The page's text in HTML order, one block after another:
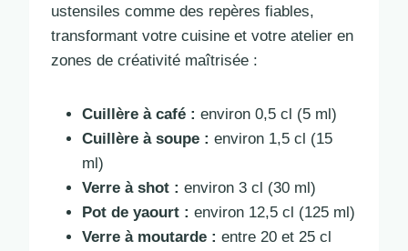
ustensiles comme des repères fiables,
transformant votre cuisine et votre atelier en
zones de créativité maîtrisée :
Cuillère à café : environ 0,5 cl (5 ml)
Cuillère à soupe : environ 1,5 cl (15
ml)
Verre à shot : environ 3 cl (30 ml)
Pot de yaourt : environ 12,5 cl (125 ml)
Verre à moutarde : entre 20 et 25 cl